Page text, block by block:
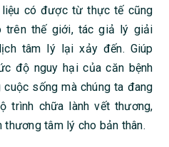
có được từ thực tế cũng
trên thế giới, tác giả lý giải
tâm lý lại xảy đến. Giúp
độ nguy hại của căn bệnh
sống mà chúng ta đang
trình chữa lành vết thương,
tâm lý cho bản thân.